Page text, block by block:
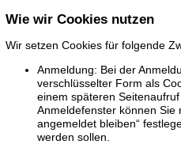
Wie wir Cookies nutzen
Wir setzen Cookies für folgende
Anmeldung: Bei der
verschlüsselter Form als
einem späteren
Anmeldefenster können Sie
angemeldet bleiben“
werden sollen.